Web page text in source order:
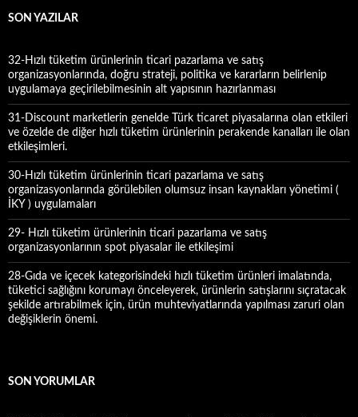
a
SON YAZILAR
32-Hızlı tüketim ürünlerinin ticari pazarlama ve satış
organizasyonlarında, doğru strateji, politika ve kararların belirlenip
uygulamaya geçirilebilmesinin alt yapısının hazırlanması
31-Discount marketlerin genelde Türk ticaret piyasalarına olan etkileri
ve özelde de diğer hızlı tüketim ürünlerinin perakende kanalları ile olan
etkileşimleri.
30-Hızlı tüketim ürünlerinin ticari pazarlama ve satış
organizasyonlarında görülebilen olumsuz insan kaynakları yönetimi (
İKY ) uygulamaları
29- Hızlı tüketim ürünlerinin ticari pazarlama ve satış
organizasyonlarının spot piyasalar ile etkileşimi
28-Gıda ve içecek kategorisindeki hızlı tüketim ürünleri imalatında,
tüketici sağlığını korumayı önceleyerek, ürünlerin satışlarını sıçratacak
şekilde artırabilmek için, ürün muhteviyatlarında yapılması zaruri olan
değişiklerin önemi.
SON YORUMLAR